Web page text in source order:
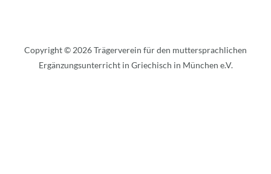
Copyright © 2026 Trägerverein für den muttersprachlichen
Ergänzungsunterricht in Griechisch in München e.V.